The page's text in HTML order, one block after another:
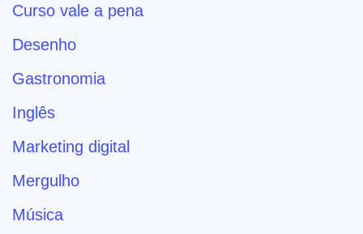
Curso vale a pena
Desenho
Gastronomia
Inglês
Marketing digital
Mergulho
Música